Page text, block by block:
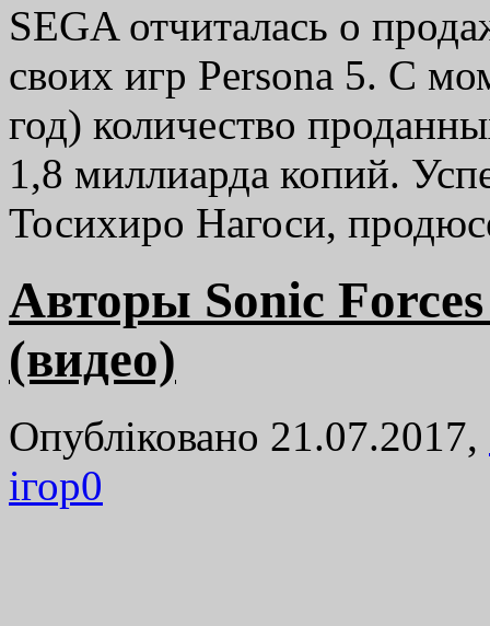
SEGA отчиталась о
своих игр Persona 5. С
год) количество
1,8 миллиарда копий.
Тосихиро Нагоси,
Авторы Sonic Forces
(видео)
Опубліковано 21.07.2017,
ігор0